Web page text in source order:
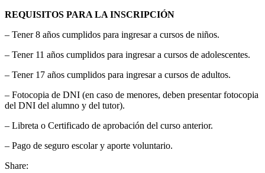
REQUISITOS PARA LA INSCRIPCIÓN
– Tener 8 años cumplidos para ingresar a cursos de niños.
– Tener 11 años cumplidos para ingresar a cursos de adolescentes.
– Tener 17 años cumplidos para ingresar a cursos de adultos.
– Fotocopia de DNI (en caso de menores, deben presentar fotocopia
del DNI del alumno y del tutor).
– Libreta o Certificado de aprobación del curso anterior.
– Pago de seguro escolar y aporte voluntario.
Share: